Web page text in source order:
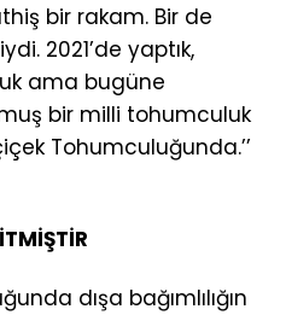
bir rakam. Bir de
2021’de yaptık,
ama bugüne
bir milli tohumculuk
Tohumculuğunda.’’
dışa bağımlılığın